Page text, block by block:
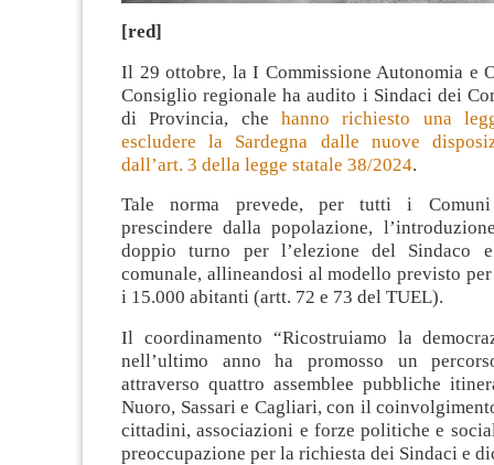
[red]
Il 29 ottobre, la I Commissione Autonomia e
Consiglio regionale ha audito i Sindaci dei
di Provincia, che hanno richiesto una
escludere la Sardegna dalle nuove
dall’art. 3 della legge statale 38/2024.
Tale norma prevede, per tutti i
prescindere dalla popolazione,
doppio turno per l’elezione del Sindaco
comunale, allineandosi al modello previsto
i 15.000 abitanti (artt. 72 e 73 del TUEL).
Il coordinamento “Ricostruiamo la
nell’ultimo anno ha promosso un
attraverso quattro assemblee pubbliche
Nuoro, Sassari e Cagliari, con il
cittadini, associazioni e forze politiche e
preoccupazione per la richiesta dei Sindaci e